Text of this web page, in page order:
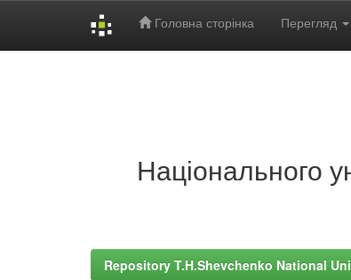
Головна сторінка Перегляд
Національного
Repository T.H.Shevchenko National